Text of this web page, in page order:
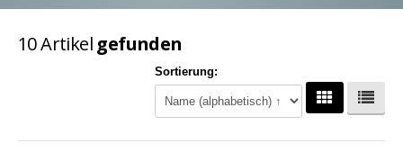
T-Shirts
Kochen & Grillen
10Artikel gefunden
Sortierung: